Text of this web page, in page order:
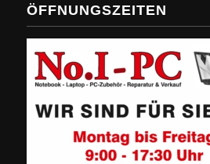
ÖFFNUNGSZEITEN